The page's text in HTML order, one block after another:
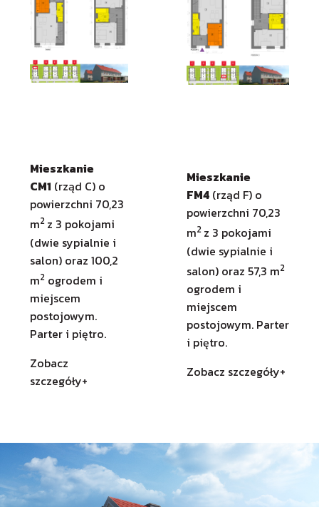
Mieszkanie
CM1 (rząd C) o
powierzchni 70,23
m2 z 3 pokojami
(dwie sypialnie i
salon) oraz 100,2
m2 ogrodem i
miejscem
postojowym.
Parter i piętro.
Zobacz
szczegóły+
Mieszkanie
FM4 (rząd F) o
powierzchni 70,23
m2 z 3 pokojami
(dwie sypialnie i
salon) oraz 57,3 m2
ogrodem i
miejscem
postojowym. Parter
i piętro.
Zobacz szczegóły+